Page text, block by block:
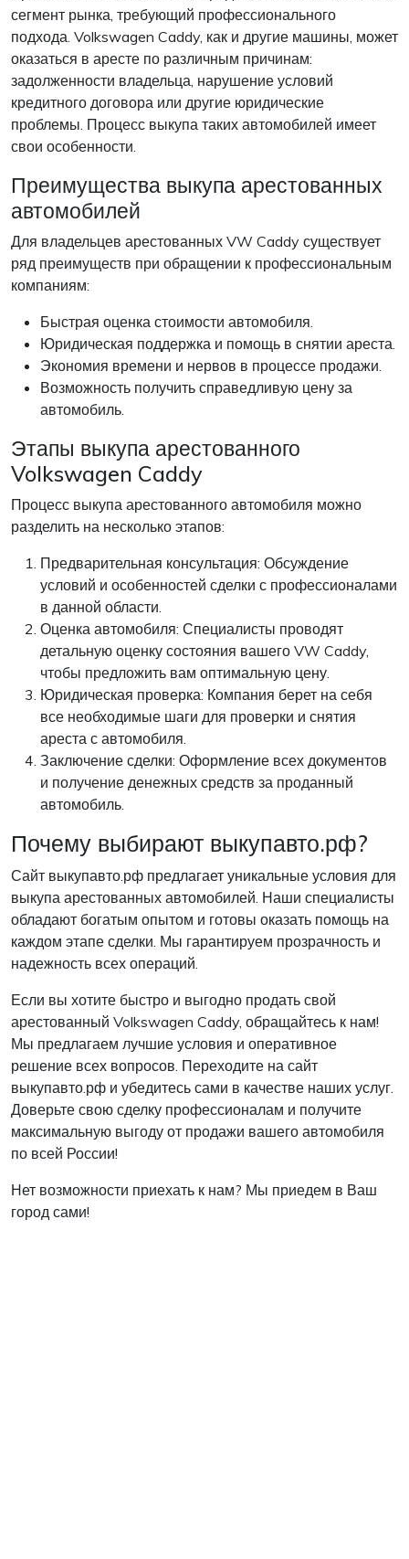
сегмент рынка, требующий профессионального
подхода. Volkswagen Caddy, как и другие машины, может
оказаться в аресте по различным причинам:
задолженности владельца, нарушение условий
кредитного договора или другие юридические
проблемы. Процесс выкупа таких автомобилей имеет
свои особенности.
Преимущества выкупа арестованных
автомобилей
Для владельцев арестованных VW Caddy существует
ряд преимуществ при обращении к профессиональным
компаниям:
Быстрая оценка стоимости автомобиля.
Юридическая поддержка и помощь в снятии ареста.
Экономия времени и нервов в процессе продажи.
Возможность получить справедливую цену за
автомобиль.
Этапы выкупа арестованного
Volkswagen Caddy
Процесс выкупа арестованного автомобиля можно
разделить на несколько этапов:
Предварительная консультация: Обсуждение
условий и особенностей сделки с профессионалами
в данной области.
Оценка автомобиля: Специалисты проводят
детальную оценку состояния вашего VW Caddy,
чтобы предложить вам оптимальную цену.
Юридическая проверка: Компания берет на себя
все необходимые шаги для проверки и снятия
ареста с автомобиля.
Заключение сделки: Оформление всех документов
и получение денежных средств за проданный
автомобиль.
Почему выбирают выкупавто.рф?
Сайт выкупавто.рф предлагает уникальные условия для
выкупа арестованных автомобилей. Наши специалисты
обладают богатым опытом и готовы оказать помощь на
каждом этапе сделки. Мы гарантируем прозрачность и
надежность всех операций.
Если вы хотите быстро и выгодно продать свой
арестованный Volkswagen Caddy, обращайтесь к нам!
Мы предлагаем лучшие условия и оперативное
решение всех вопросов. Переходите на сайт
выкупавто.рф и убедитесь сами в качестве наших услуг.
Доверьте свою сделку профессионалам и получите
максимальную выгоду от продажи вашего автомобиля
по всей России!
Нет возможности приехать к нам? Мы приедем в Ваш
город сами!